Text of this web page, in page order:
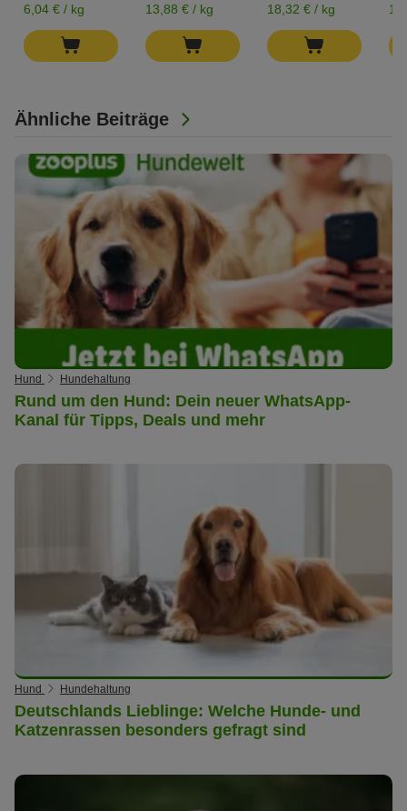
Ähnliche Beiträge
Hund Hundehaltung
Rund um den Hund: Dein neuer WhatsApp-
Kanal für Tipps, Deals und mehr
Hund Hundehaltung
Deutschlands Lieblinge: Welche Hunde- und
Katzenrassen besonders gefragt sind
6,04 € / kg 13,88 € / kg 18,32 € / kg